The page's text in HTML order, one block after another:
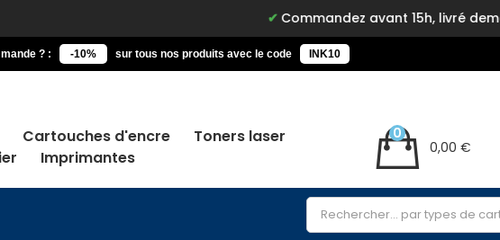
Commandez avant 15h, livré demain.
? : -10% sur tous nos produits avec le code INK10
Cartouches d'encre
Toners laser
Imprimantes
0,00 €
0